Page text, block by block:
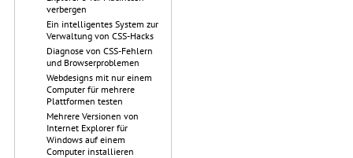
verbergen
Ein intelligentes System zur
Verwaltung von CSS-Hacks
Diagnose von CSS-Fehlern
und Browserproblemen
Webdesigns mit nur einem
Computer für mehrere
Plattformen testen
Mehrere Versionen von
Internet Explorer für
Windows auf einem
Computer installieren